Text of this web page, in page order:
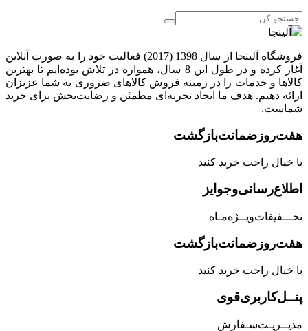
فروشگاه آلینجا از سال 1398 (2017) فعالیت خود را به صورت آنلاین
آغاز کرده و در طول این 8 سال، همواره در تلاش بوده‌ایم تا بهترین
کالاها و خدمات را در زمینه فروش کالاهای ضروری به شما عزیزان
ارائه دهیم. هدف ما ایجاد تجربه‌ای مطمئن و رضایت‌بخش برای خرید
شماست.
هفت‌روز‌ضمانت‌بازگشت
با خیال راحت خرید کنید
اطلاع‌رسانی‌و‌جوایز
تخـــفیفات‌ویــژه‌مـاه
هفت‌روز‌ضمانت‌بازگشت
با خیال راحت خرید کنید
پنــل‌کاربری‌قوی
مدیــریـت‌سـفارش